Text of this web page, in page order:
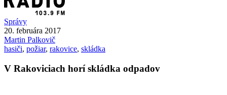
Správy
20. februára 2017
Martin Palkovič
hasiči, požiar, rakovice, skládka
V Rakoviciach horí skládka odpadov